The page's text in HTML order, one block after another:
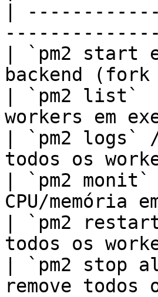
|
| `pm2 start
backend
| `pm2
workers
| `pm2
todos os
| `pm2
CPU/
| `pm2
todos os
| `pm2 stop
remove